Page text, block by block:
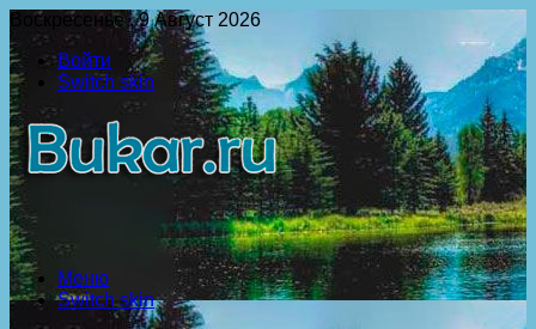
Воскресенье , 9 Август 2026
Войти
Switch skin
Меню
Switch skin